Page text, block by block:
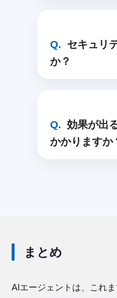
セキュリ
か？
効果が出
かかりますか
まとめ
AIエージェントは、これ